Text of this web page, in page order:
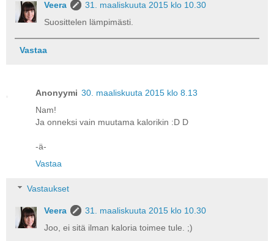
Veera
31. maaliskuuta 2015 klo 10.30
Suosittelen lämpimästi.
Vastaa
Anonyymi 30. maaliskuuta 2015 klo 8.13
Nam!
Ja onneksi vain muutama kalorikin :D D
-ä-
Vastaa
Vastaukset
Veera
31. maaliskuuta 2015 klo 10.30
Joo, ei sitä ilman kaloria toimee tule. ;)